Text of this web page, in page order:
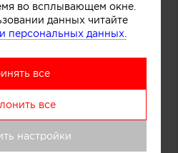
во всплывающем окне.
данных читайте
персональных данных.
все
все
настройки